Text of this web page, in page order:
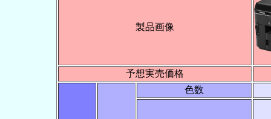
製品画像
予想実売価格
色数